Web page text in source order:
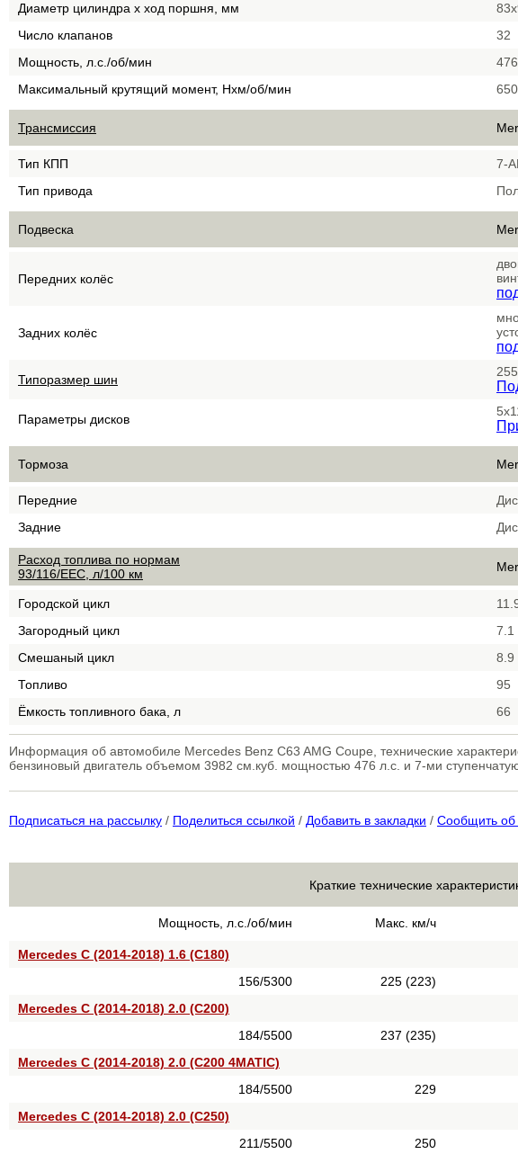
Диаметр цилиндра х ход поршня, мм
Число клапанов
32
Мощность, л.с./об/мин
Максимальный крутящий момент, Нхм/об/мин
Трансмиссия
Тип КПП
7-
Тип привода
Подвеска
Передних колёс
Задних колёс
Типоразмер шин
Параметры дисков
Тормоза
Передние
Задние
Расход топлива по нормам
93/116/EEC, л/100 км
Городской цикл
Загородный цикл
7.1
Смешаный цикл
8.9
Топливо
95
Ёмкость топливного бака, л
66
Информация об автомобиле Mercedes Benz C63 AMG Coupe, технические
бензиновый двигатель объемом 3982 см.куб. мощностью 476 л.с. и 7-ми
Подписаться на рассылку / Поделиться ссылкой / Добавить в закладки / Сообщить
Краткие технические
Мощность, л.с./об/мин Макс. км/ч
Mercedes C (2014-2018) 1.6 (C180)
156/5300
225 (223)
Mercedes C (2014-2018) 2.0 (C200)
184/5500
237 (235)
Mercedes C (2014-2018) 2.0 (C200 4MATIC)
184/5500
229
Mercedes C (2014-2018) 2.0 (C250)
211/5500
250